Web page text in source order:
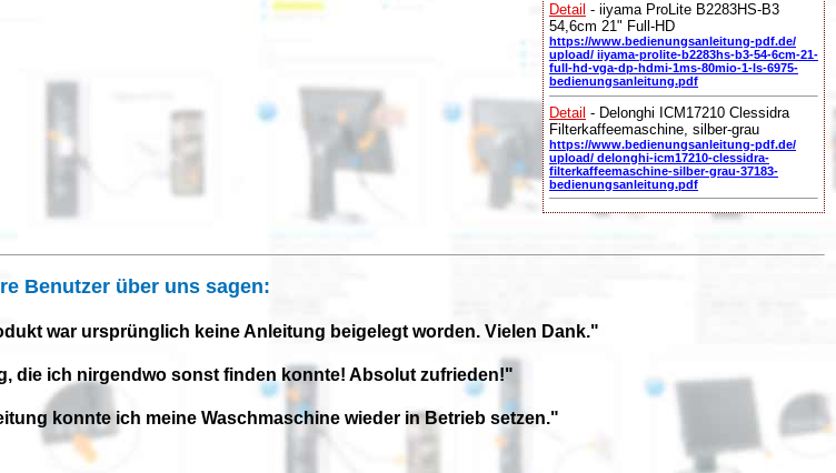
Detail - iiyama ProLite B2283HS-B3
54,6cm 21" Full-HD
https://www.bedienungsanleitung-pdf.de/
upload/ iiyama-prolite-b2283hs-b3-54-6cm-21-
full-hd-vga-dp-hdmi-1ms-80mio-1-ls-6975-
bedienungsanleitung.pdf
Detail - Delonghi ICM17210 Clessidra
Filterkaffeemaschine, silber-grau
https://www.bedienungsanleitung-pdf.de/
upload/ delonghi-icm17210-clessidra-
filterkaffeemaschine-silber-grau-37183-
bedienungsanleitung.pdf
Benutzer über uns sagen:
war ursprünglich keine Anleitung beigelegt worden. Vielen Dank."
die ich nirgendwo sonst finden konnte! Absolut zufrieden!"
konnte ich meine Waschmaschine wieder in Betrieb setzen."